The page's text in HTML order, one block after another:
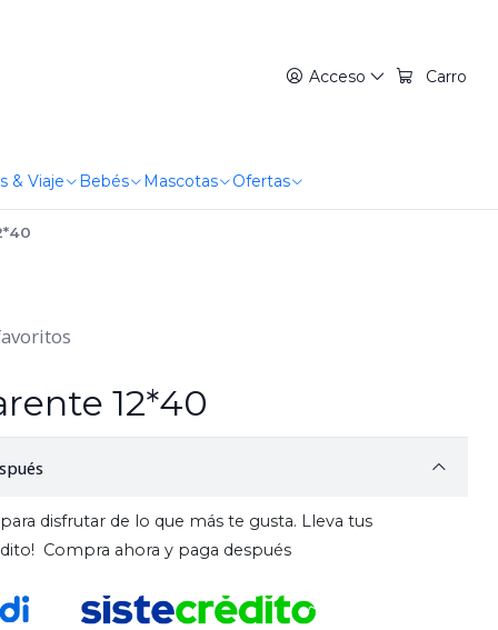
Acceso Carro
& Viaje Bebés Mascotas Ofertas
12*40
disfrutar de lo que más te gusta. Lleva tus
Compra ahora y paga después